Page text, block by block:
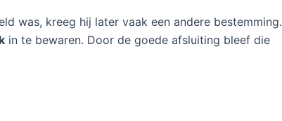
was, kreeg hij later vaak een andere bestemming.
in te bewaren. Door de goede afsluiting bleef die